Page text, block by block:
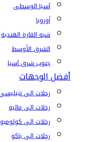
آسيا الوسطى
أوروبا
شبه القارة الهندية
الشرق الأوسط
جنوب شرق آسيا
أفضل الوجهات
رحلات إلى تبيليسي
رحلات إلى ماليه
رحلات إلى كولومبو
رحلات إلى باكو